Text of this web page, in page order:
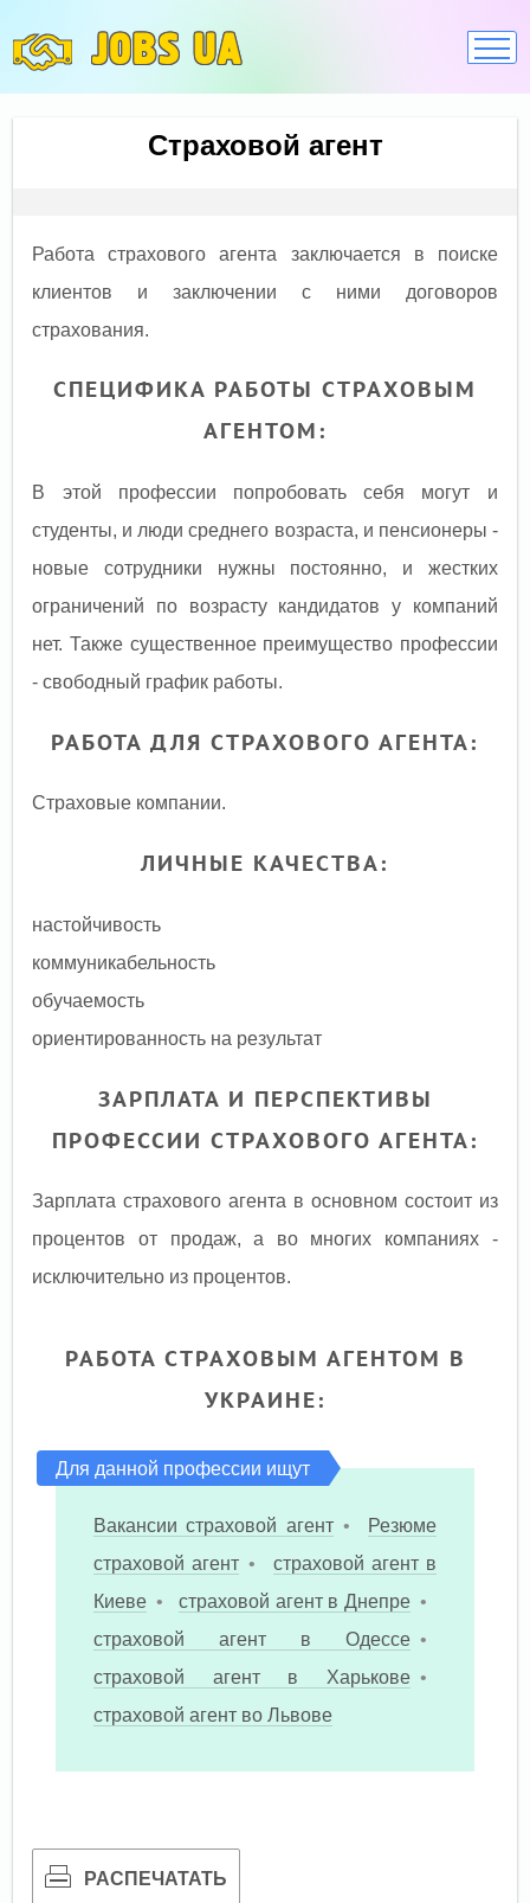
JOBS UA
Страховой агент
Работа страхового агента заключается в поиске
клиентов и заключении с ними договоров
страхования.
СПЕЦИФИКА РАБОТЫ СТРАХОВЫМ
АГЕНТОМ:
В этой профессии попробовать себя могут и
студенты, и люди среднего возраста, и пенсионеры -
новые сотрудники нужны постоянно, и жестких
ограничений по возрасту кандидатов у компаний
нет. Также существенное преимущество профессии
- свободный график работы.
РАБОТА ДЛЯ СТРАХОВОГО АГЕНТА:
Страховые компании.
ЛИЧНЫЕ КАЧЕСТВА:
настойчивость
коммуникабельность
обучаемость
ориентированность на результат
ЗАРПЛАТА И ПЕРСПЕКТИВЫ
ПРОФЕССИИ СТРАХОВОГО АГЕНТА:
Зарплата страхового агента в основном состоит из
процентов от продаж, а во многих компаниях -
исключительно из процентов.
РАБОТА СТРАХОВЫМ АГЕНТОМ В
УКРАИНЕ:
Для данной профессии ищут
Вакансии страховой агент •
Резюме
страховой агент •
страховой агент в
Киеве • страховой агент в Днепре •
страховой агент в Одессе •
страховой агент в Харькове •
страховой агент во Львове
РАСПЕЧАТАТЬ